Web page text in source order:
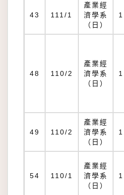
43 111/1
產業經
濟學系
（日）
1
48 110/2
產業經
濟學系
（日）
1
49 110/2
產業經
濟學系
（日）
1
54 110/1
產業經
濟學系
（日）
1